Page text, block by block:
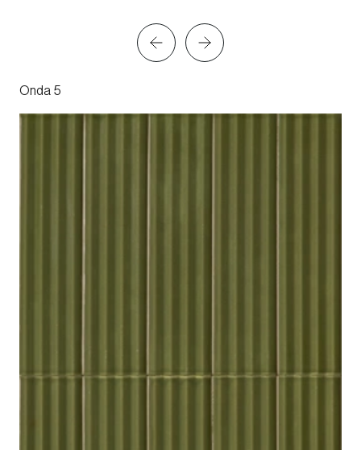
Onda 5